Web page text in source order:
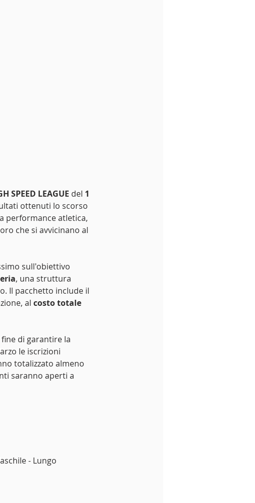
SPEED LEAGUE del 1
ottenuti lo scorso
performance atletica,
che si avvicinano al
sull'obiettivo
, una struttura
Il pacchetto include il
al costo totale
fine di garantire la
le iscrizioni
totalizzato almeno
saranno aperti a
- Lungo